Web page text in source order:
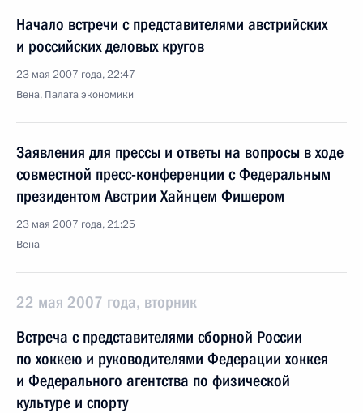
Начало встречи с представителями австрийских
и российских деловых кругов
23 мая 2007 года, 22:47
Вена, Палата экономики
Заявления для прессы и ответы на вопросы в ходе
совместной пресс-конференции с Федеральным
президентом Австрии Хайнцем Фишером
23 мая 2007 года, 21:25
Вена
22 мая 2007 года, вторник
Встреча с представителями сборной России
по хоккею и руководителями Федерации хоккея
и Федерального агентства по физической
культуре и спорту